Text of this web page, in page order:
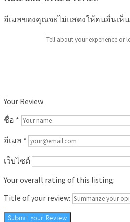
อีเมลของคุณจะไม่แสดงให้คนอื่นเห็น
Your Review
ชื่อ *
อีเมล *
เว็บไซต์
Your overall rating of this listing:
Title of your review: